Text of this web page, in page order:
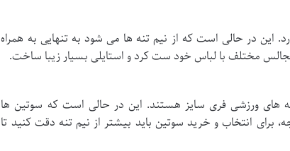
این در حالی است که از نیم تنه ها می شود به تنهایی به همراه
مختلف با لباس خود ست کرد و استایلی بسیار زیبا ساخت.
های ورزشی فری سایز هستند. این در حالی است که سوتین ها
برای انتخاب و خرید سوتین باید بیشتر از نیم تنه دقت کنید تا